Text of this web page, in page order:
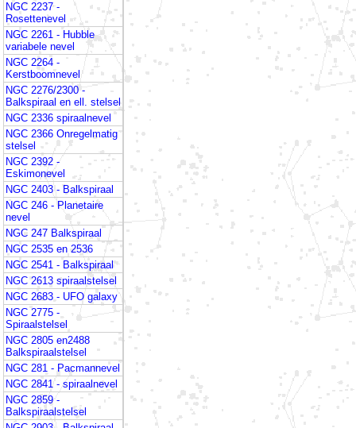
NGC 2237 -
Rosettenevel
NGC 2261 - Hubble
variabele nevel
NGC 2264 -
Kerstboomnevel
NGC 2276/2300 -
Balkspiraal en ell. stelsel
NGC 2336 spiraalnevel
NGC 2366 Onregelmatig
stelsel
NGC 2392 -
Eskimonevel
NGC 2403 - Balkspiraal
NGC 246 - Planetaire
nevel
NGC 247 Balkspiraal
NGC 2535 en 2536
NGC 2541 - Balkspiraal
NGC 2613 spiraalstelsel
NGC 2683 - UFO galaxy
NGC 2775 -
Spiraalstelsel
NGC 2805 en2488
Balkspiraalstelsel
NGC 281 - Pacmannevel
NGC 2841 - spiraalnevel
NGC 2859 -
Balkspiraalstelsel